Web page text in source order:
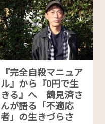
『完全自殺マニュア
ル』から『0円で生
きる』へ 鶴見済さ
んが語る「不適応
者」の生きづらさ